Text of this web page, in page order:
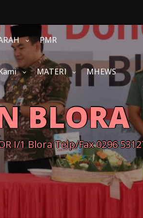
PMR
MATERI MHEWS
BLORA
I/1 Blora Telp/Fax 0296